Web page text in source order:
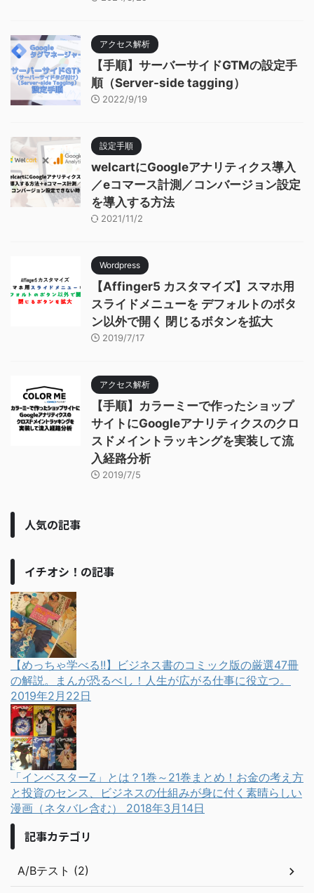
アクセス解析
【手順】サーバーサイドGTMの設定手
順（Server-side tagging）
2022/9/19
設定手順
welcartにGoogleアナリティクス導入
／eコマース計測／コンバージョン設定
を導入する方法
2021/11/2
Wordpress
【Affinger5 カスタマイズ】スマホ用
スライドメニューを デフォルトのボタ
ン以外で開く 閉じるボタンを拡大
2019/7/17
アクセス解析
【手順】カラーミーで作ったショップ
サイトにGoogleアナリティクスのクロ
スドメイントラッキングを実装して流
入経路分析
2019/7/5
人気の記事
イチオシ！の記事
【めっちゃ学べる!!】ビジネス書のコミック版の厳選47冊
の解説。まんが恐るべし！人生が広がる仕事に役立つ。
2019年2月22日
「インベスターZ」とは？1巻～21巻まとめ！お金の考え方
と投資のセンス、ビジネスの仕組みが身に付く素晴らしい
漫画（ネタバレ含む） 2018年3月14日
記事カテゴリ
A/Bテスト (2)